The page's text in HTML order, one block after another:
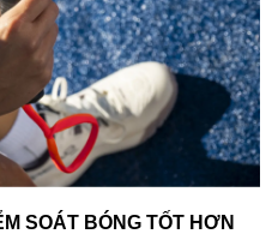
SOÁT BÓNG TỐT HƠN